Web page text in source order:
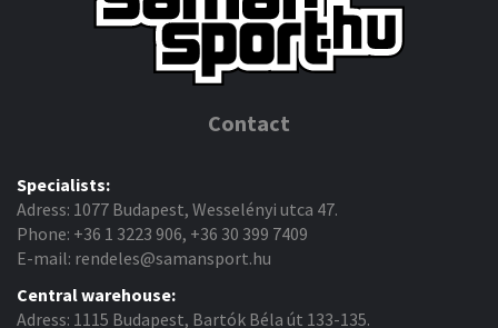
Contact
Specialists:
Adress: 1077 Budapest, Wesselényi utca 47.
Phone: +36 1 3223 906, +36 30 399 7409
E-mail: rendeles@samansport.hu
Central warehouse:
Adress: 1115 Budapest, Bartók Béla út 133-135.